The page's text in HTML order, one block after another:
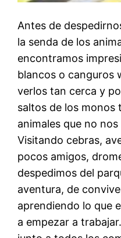
Antes de
la senda de los
encontramos
blancos o canguros
verlos tan cerca y
saltos de los
animales que no
Visitando cebras,
pocos amigos,
despedimos del
aventura, de
aprendiendo lo que
a empezar a